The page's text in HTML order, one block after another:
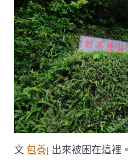
文包養| 出來被困在這裡